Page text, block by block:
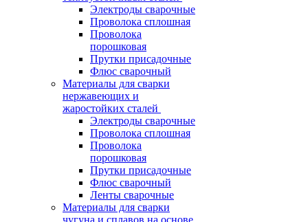
Электроды сварочные
Проволока сплошная
Проволока
порошковая
Прутки присадочные
Флюс сварочный
Материалы для сварки
нержавеющих и
жаростойких сталей
Электроды сварочные
Проволока сплошная
Проволока
порошковая
Прутки присадочные
Флюс сварочный
Ленты сварочные
Материалы для сварки
чугуна и сплавов на основе